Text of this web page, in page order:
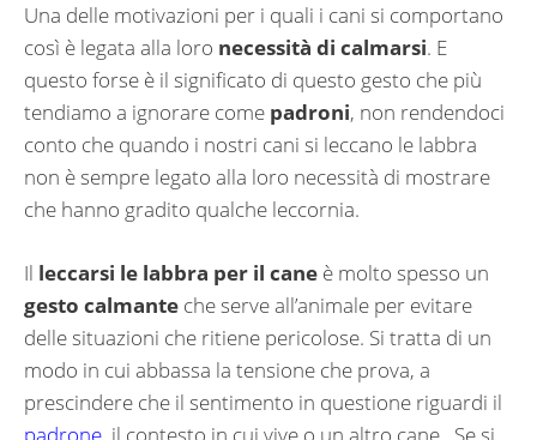
Una delle motivazioni per i quali i cani si comportano
così è legata alla loro necessità di calmarsi. E
questo forse è il significato di questo gesto che più
tendiamo a ignorare come padroni, non rendendoci
conto che quando i nostri cani si leccano le labbra
non è sempre legato alla loro necessità di mostrare
che hanno gradito qualche leccornia.
Il leccarsi le labbra per il cane è molto spesso un
gesto calmante che serve all’animale per evitare
delle situazioni che ritiene pericolose. Si tratta di un
modo in cui abbassa la tensione che prova, a
prescindere che il sentimento in questione riguardi il
padrone, il contesto in cui vive o un altro cane. Se si